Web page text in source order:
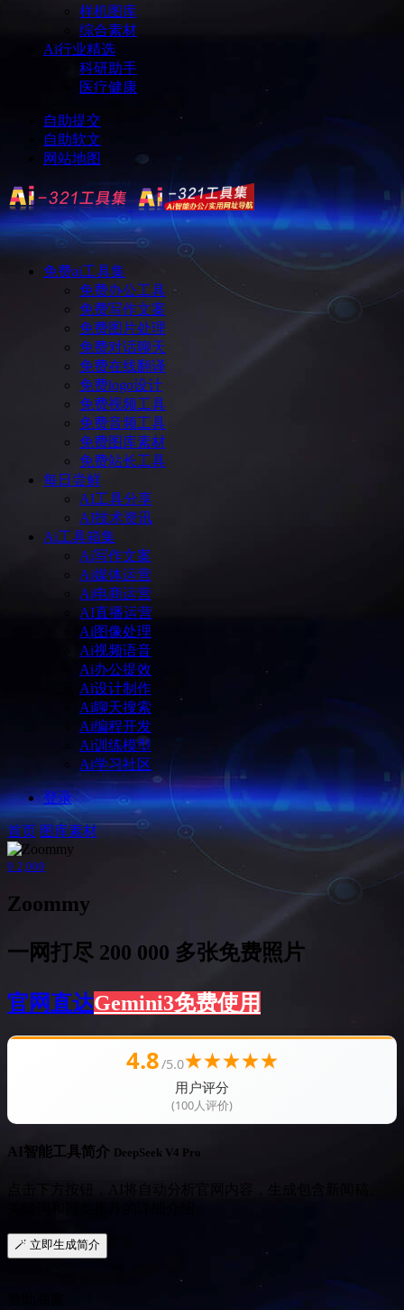
样机图库
综合素材
Ai行业精选
科研助手
医疗健康
自助提交
自助软文
网站地图
免费ai工具集
免费办公工具
免费写作文案
免费图片处理
免费对话聊天
免费在线翻译
免费logo设计
免费视频工具
免费音频工具
免费图库素材
免费站长工具
每日尝鲜
AI工具分享
AI技术资讯
Ai工具箱集
Ai写作文案
Ai媒体运营
Ai电商运营
AI直播运营
Ai图像处理
Ai视频语音
Ai办公提效
Ai设计制作
Ai聊天搜索
Ai编程开发
Ai训练模型
Ai学习社区
登录
首页 图库素材
0 2,000
Zoommy
一网打尽 200 000 多张免费照片
官网直达Gemini3免费使用
4.8/5.0★★★★★
用户评分
(100人评价)
AI智能工具简介 DeepSeek V4 Pro
🪄 立即生成简介